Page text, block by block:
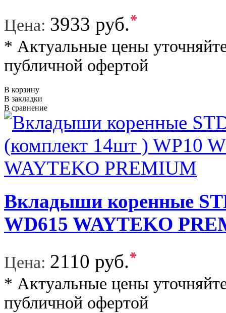
Цена: 3933 руб.*
* Актуальные цены
публичной офертой
В корзину
В закладки
В сравнение
Вкладыши коренные
WD615 WAYTEKO
Цена: 2110 руб.*
* Актуальные цены
публичной офертой